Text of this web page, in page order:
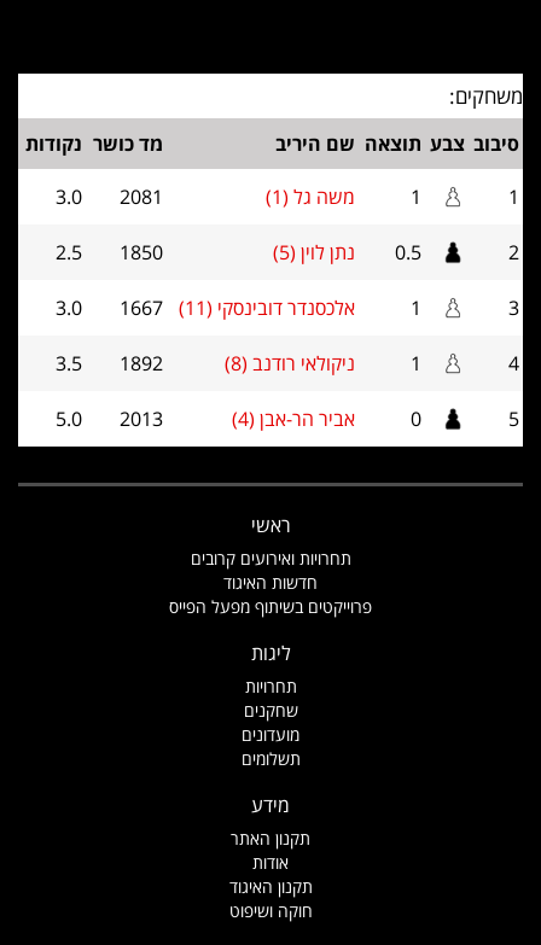
משחקים:
סיבוב צבע תוצאה שם היריב מד כושר נקודות
1
1 משה גל (1) 2081
3.0
2
0.5 נתן לוין (5) 1850
2.5
3
1 אלכסנדר דובינסקי (11) 1667
3.0
4
1 ניקולאי רודנב (8) 1892
3.5
5
0 אביר הר-אבן (4) 2013
5.0
ראשי
תחרויות ואירועים קרובים
חדשות האיגוד
פרוייקטים בשיתוף מפעל הפייס
ליגות
תחרויות
שחקנים
מועדונים
תשלומים
מידע
תקנון האתר
אודות
תקנון האיגוד
חוקה ושיפוט